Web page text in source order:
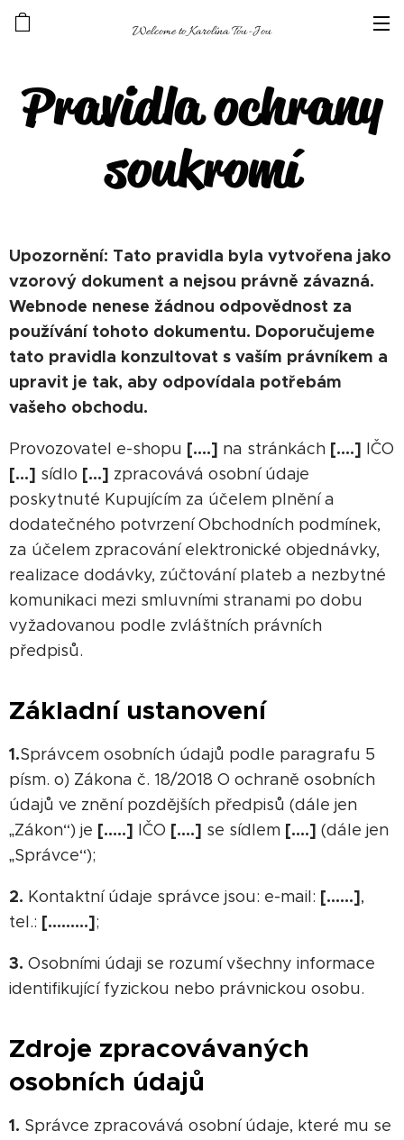
Welcome to Karolína Tou-Jou
Pravidla ochrany
soukromí
Upozornění: Tato pravidla byla vytvořena jako
vzorový dokument a nejsou právně závazná.
Webnode nenese žádnou odpovědnost za
používání tohoto dokumentu. Doporučujeme
tato pravidla konzultovat s vaším právníkem a
upravit je tak, aby odpovídala potřebám
vašeho obchodu.
Provozovatel e-shopu [….] na stránkách [….] IČO
[…] sídlo […] zpracovává osobní údaje
poskytnuté Kupujícím za účelem plnění a
dodatečného potvrzení Obchodních podmínek,
za účelem zpracování elektronické objednávky,
realizace dodávky, zúčtování plateb a nezbytné
komunikaci mezi smluvními stranami po dobu
vyžadovanou podle zvláštních právních
předpisů.
Základní ustanovení
1.Správcem osobních údajů podle paragrafu 5
písm. o) Zákona č. 18/2018 O ochraně osobních
údajů ve znění pozdějších předpisů (dále jen
„Zákon“) je […..] IČO [….] se sídlem [….] (dále jen
„Správce“);
2. Kontaktní údaje správce jsou: e-mail: [……],
tel.: [………];
3. Osobními údaji se rozumí všechny informace
identifikující fyzickou nebo právnickou osobu.
Zdroje zpracovávaných
osobních údajů
1. Správce zpracovává osobní údaje, které mu se